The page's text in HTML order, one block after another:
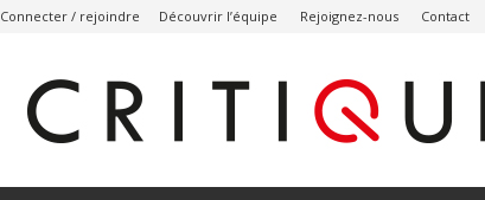
Connecter / rejoindre Découvrir l’équipe Rejoignez-nous Contact